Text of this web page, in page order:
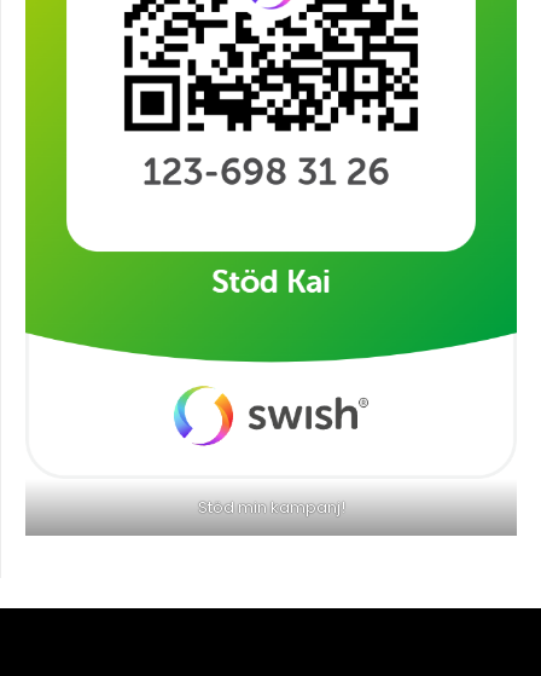
Stöd min kampanj!